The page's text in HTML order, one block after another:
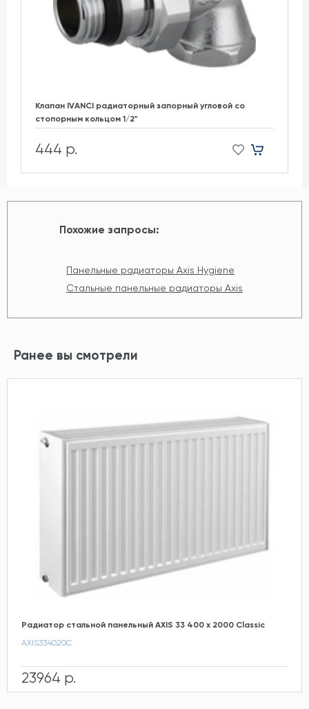
Клапан IVANCI радиаторный запорный угловой со
стопорным кольцом 1/2"
444 р.
Похожие запросы:
Панельные радиаторы Axis Hygiene
Стальные панельные радиаторы Axis
Ранее вы смотрели
Радиатор стальной панельный AXIS 33 400 x 2000 Classic
AXIS334020C
23964 р.